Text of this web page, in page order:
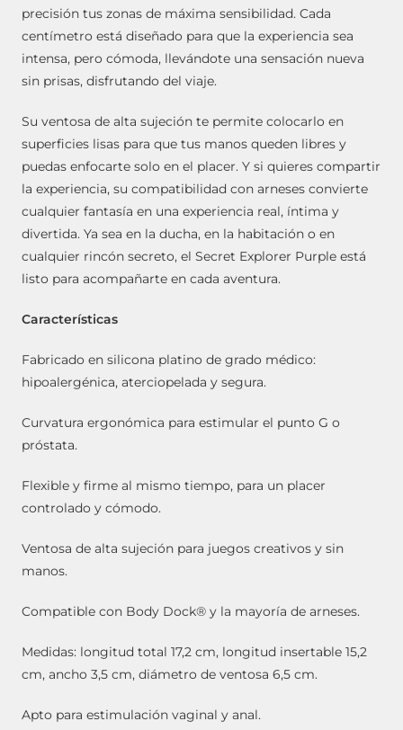
precisión tus zonas de máxima sensibilidad. Cada
centímetro está diseñado para que la experiencia sea
intensa, pero cómoda, llevándote una sensación nueva
sin prisas, disfrutando del viaje.
Su ventosa de alta sujeción te permite colocarlo en
superficies lisas para que tus manos queden libres y
puedas enfocarte solo en el placer. Y si quieres compartir
la experiencia, su compatibilidad con arneses convierte
cualquier fantasía en una experiencia real, íntima y
divertida. Ya sea en la ducha, en la habitación o en
cualquier rincón secreto, el Secret Explorer Purple está
listo para acompañarte en cada aventura.
Características
Fabricado en silicona platino de grado médico:
hipoalergénica, aterciopelada y segura.
Curvatura ergonómica para estimular el punto G o
próstata.
Flexible y firme al mismo tiempo, para un placer
controlado y cómodo.
Ventosa de alta sujeción para juegos creativos y sin
manos.
Compatible con Body Dock® y la mayoría de arneses.
Medidas: longitud total 17,2 cm, longitud insertable 15,2
cm, ancho 3,5 cm, diámetro de ventosa 6,5 ​​cm.
Apto para estimulación vaginal y anal.